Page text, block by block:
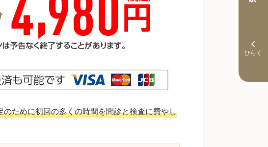
のために初回の多くの時間を問診と検査に費やし